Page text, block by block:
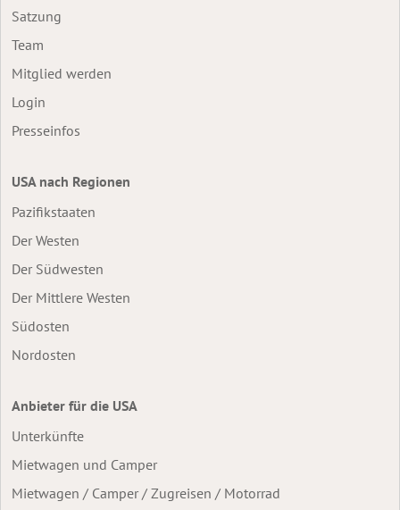
Satzung
Team
Mitglied werden
Login
Presseinfos
USA nach Regionen
Pazifikstaaten
Der Westen
Der Südwesten
Der Mittlere Westen
Südosten
Nordosten
Anbieter für die USA
Unterkünfte
Mietwagen und Camper
Mietwagen / Camper / Zugreisen / Motorrad